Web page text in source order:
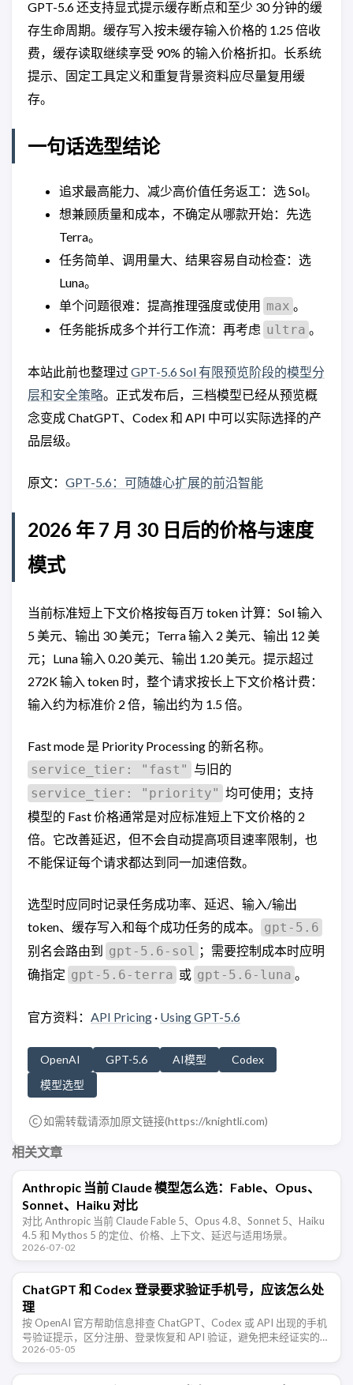
GPT-5.6 还支持显式提示缓存断点和至少 30 分钟的缓
存生命周期。缓存写入按未缓存输入价格的 1.25 倍收
费，缓存读取继续享受 90% 的输入价格折扣。长系统
提示、固定工具定义和重复背景资料应尽量复用缓
存。
一句话选型结论
追求最高能力、减少高价值任务返工：选 Sol。
想兼顾质量和成本，不确定从哪款开始：先选
Terra。
任务简单、调用量大、结果容易自动检查：选
Luna。
单个问题很难：提高推理强度或使用 max 。
任务能拆成多个并行工作流：再考虑 ultra 。
本站此前也整理过 GPT-5.6 Sol 有限预览阶段的模型分
层和安全策略。正式发布后，三档模型已经从预览概
念变成 ChatGPT、Codex 和 API 中可以实际选择的产
品层级。
原文： GPT-5.6：可随雄心扩展的前沿智能
2026 年 7 月 30 日后的价格与速度
模式
当前标准短上下文价格按每百万 token 计算：Sol 输入
5 美元、输出 30 美元；Terra 输入 2 美元、输出 12 美
元；Luna 输入 0.20 美元、输出 1.20 美元。提示超过
272K 输入 token 时，整个请求按长上下文价格计费：
输入约为标准价 2 倍，输出约为 1.5 倍。
Fast mode 是 Priority Processing 的新名称。
service_tier: "fast" 与旧的
service_tier: "priority" 均可使用；支持
模型的 Fast 价格通常是对应标准短上下文价格的 2
倍。它改善延迟，但不会自动提高项目速率限制，也
不能保证每个请求都达到同一加速倍数。
选型时应同时记录任务成功率、延迟、输入/输出
token、缓存写入和每个成功任务的成本。
gpt-5.6
别名会路由到 gpt-5.6-sol ；需要控制成本时应明
确指定 gpt-5.6-terra 或 gpt-5.6-luna 。
官方资料： API Pricing · Using GPT-5.6
OpenAI GPT-5.6 AI模型
Codex
模型选型
如需转载请添加原文链接(https://knightli.com)
相关文章
Anthropic 当前 Claude 模型怎么选：Fable、Opus、
Sonnet、Haiku 对比
对比 Anthropic 当前 Claude Fable 5、Opus 4.8、Sonnet 5、Haiku
4.5 和 Mythos 5 的定位、价格、上下文、延迟与适用场景。
2026-07-02
ChatGPT 和 Codex 登录要求验证手机号，应该怎么处
理
按 OpenAI 官方帮助信息排查 ChatGPT、Codex 或 API 出现的手机
号验证提示，区分注册、登录恢复和 API 验证，避免把未经证实的风
控猜测当成结论。
2026-05-05